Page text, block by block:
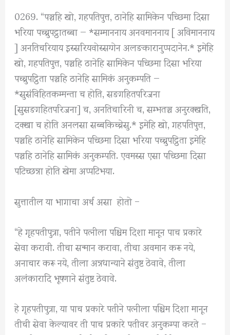
0269. “पञ्चहि खो, गहपतिपुत्त, ठानेहि सामिकेन पच्छिमा दिसा
भरिया पच्चुपट्ठातब्बा — *सम्माननाय अनवमाननाय [ अविमाननाय
] अनतिचरियाय इस्सरियवोस्सग्गेन अलङकारानुप्पदानेन.* इमेहि
खो, गहपतिपुत्त, पञ्चहि ठानेहि सामिकेन पच्छिमा दिसा भरिया
पच्चुपट्ठिता पञ्चहि ठानेहि सामिकं अनुकम्पति —
*सुसंविहितकम्मन्ता च होति, सङगहितपरिजना
[सुसङगहितपरिजना] च, अनतिचारिनी च, सम्भतञ्च अनुरक्खति,
दक्खा च होति अनलसा सब्बकिच्चेसु.* इमेहि खो, गहपतिपुत्त,
पञ्चहि ठानेहि सामिकेन पच्छिमा दिसा भरिया पच्चुपट्ठिता इमेहि
पञ्चहि ठानेहि सामिकं अनुकम्पति. एवमस्स एसा पच्छिमा दिसा
पटिच्छन्ना होति खेमा अप्पटिभया.
सुत्तातील या भागाचा अर्थ असा होतो –
“हे गृहपतीपुत्रा, पतीने पत्नीला पश्चिम दिशा मानून पाच प्रकारे
सेवा करावी. तीचा सन्मान करावा, तीचा अवमान करू नये,
अनाचार करू नये, तीला अन्नधान्याने संतुष्ट ठेवावे, तीला
अलंकारादि भूषणाने संतुष्ट ठेवावे.
हे गृहपतीपुत्रा, या पाच प्रकारे पतीने पत्नीला पश्चिम दिशा मानून
तीची सेवा केल्यावर ती पाच प्रकारे पतीवर अनुकम्पा करते –